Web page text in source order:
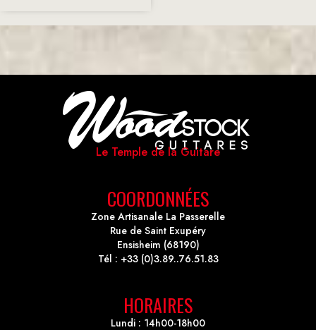
Le Temple de la Guitare
COORDONNÉES
Zone Artisanale La Passerelle
Rue de Saint Exupéry
Ensisheim (68190)
Tél : +33 (0)3.89..76.51.83
HORAIRES
Lundi : 14h00-18h00